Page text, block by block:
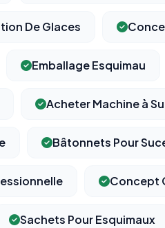
De Glaces
Emballage Esquimau
Acheter Machine à
Bâtonnets Pour
Concept
Sachets Pour Esquimaux